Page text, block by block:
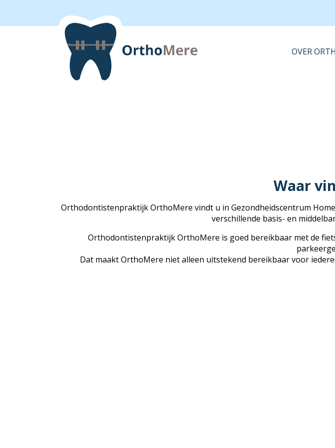
OVER
Waar
Orthodontistenpraktijk OrthoMere vindt u in Gezondheidscentrum
verschillende basis- en
Orthodontistenpraktijk OrthoMere is goed bereikbaar met de
Dat maakt OrthoMere niet alleen uitstekend bereikbaar voor